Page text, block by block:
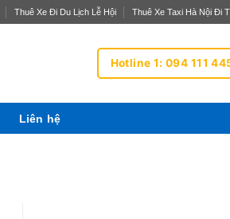
Thuê Xe Đi Du Lịch Lễ Hội Thuê Xe Taxi Hà Nội Đi
Hotline 1: 094 111
Liên hệ